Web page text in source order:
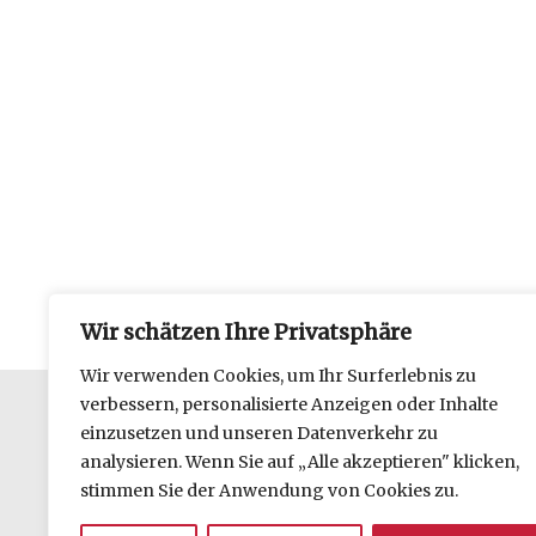
Wir schätzen Ihre Privatsphäre
Wir verwenden Cookies, um Ihr Surferlebnis zu
verbessern, personalisierte Anzeigen oder Inhalte
einzusetzen und unseren Datenverkehr zu
analysieren. Wenn Sie auf „Alle akzeptieren" klicken,
stimmen Sie der Anwendung von Cookies zu.
Datenschutzerklärung
Impressum